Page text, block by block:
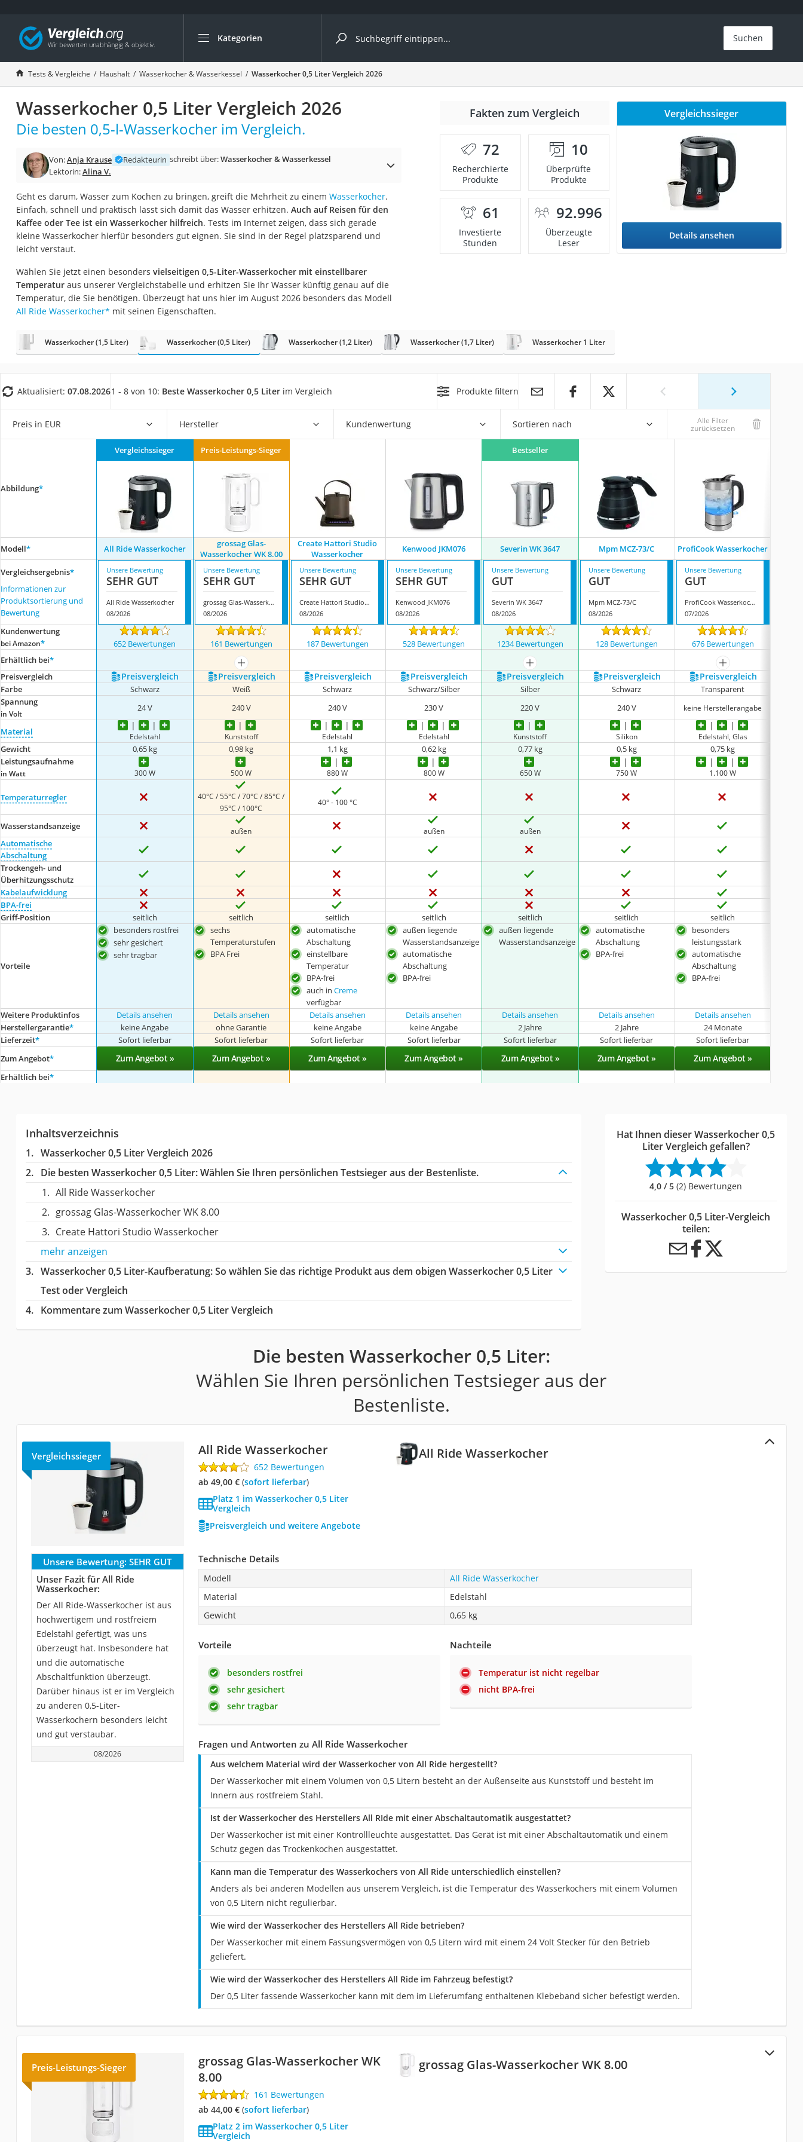
Kategorien
Die beliebtesten Vergleiche nach Kategorie
Haushalt
Wassersprudler
Zentralstaubsauger
Brotbackautomat
Wäschespinne
Spülmaschinentabs
Akku-Staubsauger
Eierkocher
Saug-Wisch-Roboter
Handstaubsauger
Milchaufschäumer
Reiskocher
Tierhaarstaubsauger
Nespresso-Maschine
Messerschärfer
Suchen
Tests & Vergleiche Haushalt Wasserkocher & Wasserkessel Wasserkocher 0,5 Liter Vergleich 2026
Wasserkocher 0,5 Liter Vergleich 2026
Die besten 0,5-l-Wasserkocher im Vergleich.
Von:Anja Krause Redakteurin schreibt über:Wasserkocher & Wasserkessel
Lektorin:Alina V.
Geht es darum, Wasser zum Kochen zu bringen, greift die Mehrheit zu einem Wasserkocher.
Einfach, schnell und praktisch lässt sich damit das Wasser erhitzen. Auch auf Reisen für den
Kaffee oder Tee ist ein Wasserkocher hilfreich. Tests im Internet zeigen, dass sich gerade
kleine Wasserkocher hierfür besonders gut eignen. Sie sind in der Regel platzsparend und
leicht verstaut.
Wählen Sie jetzt einen besonders vielseitigen 0,5-Liter-Wasserkocher mit einstellbarer
Temperaturaus unserer Vergleichstabelle und erhitzen Sie Ihr Wasser künftig genau auf die
Temperatur, die Sie benötigen. Überzeugt hat uns hier im August 2026 besonders das Modell
All Ride Wasserkocher* mit seinen Eigenschaften.
Fakten zum Vergleich
72
Recherchierte
Produkte
10
Überprüfte
Produkte
61
Investierte
Stunden
92.996
Überzeugte
Leser
Vergleichssieger
Details ansehen
Wasserkocher (1,5 Liter) Wasserkocher (0,5 Liter) Wasserkocher (1,2 Liter) Wasserkocher (1,7 Liter) Wasserkocher 1 Liter
Aktualisiert: 07.08.20261 - 8 von 10: Beste Wasserkocher 0,5 Liter im Vergleich Produkte filtern
Preis in EUR Hersteller Kundenwertung Sortieren nach Alle Filter
zurücksetzen
Abbildung*
Vergleichssieger Preis-Leistungs-Sieger Bestseller
Modell* All Ride Wasserkocher
grossag Glas-
Wasserkocher WK 8.00
Create Hattori Studio
Wasserkocher
Kenwood JKM076 Severin WK 3647 Mpm MCZ-73/C ProfiCook Wasserkocher
Vergleichsergebnis*
Informationen zur
Produktsortierung und
Bewertung
Unsere Bewertung
SEHR GUT
All Ride Wasserkocher
08/2026
Unsere Bewertung
SEHR GUT
grossag Glas-Wasserkocher WK 8.00
08/2026
Unsere Bewertung
SEHR GUT
Create Hattori Studio Wasserkocher
08/2026
Unsere Bewertung
SEHR GUT
Kenwood JKM076
08/2026
Unsere Bewertung
GUT
Severin WK 3647
08/2026
Unsere Bewertung
GUT
Mpm MCZ-73/C
08/2026
Unsere Bewertung
GUT
ProfiCook Wasserkocher
07/2026
Kundenwertung
bei Amazon* 652 Bewertungen 161 Bewertungen 187 Bewertungen 528 Bewertungen 1234 Bewertungen 128 Bewertungen 676 Bewertungen
Erhältlich bei*
mehr anzeigen mehr anzeigen
mehr anzeigen
Preis­vergleich
Preis­vergleich Preis­vergleich Preis­vergleich Preis­vergleich Preis­vergleich Preis­vergleich Preis­vergleich
Farbe Schwarz Weiß Schwarz Schwarz/Silber Silber Schwarz
Transparent
Spannung
in Volt
24 V 240 V 240 V 230 V 220 V 240 V keine Herstellerangabe
Material Edelstahl Kunststoff Edelstahl Edelstahl Kunststoff Silikon Edelstahl, Glas
Gewicht 0,65 kg 0,98 kg 1,1 kg 0,62 kg 0,77 kg 0,5 kg
0,75 kg
Leistungsaufnahme
in Watt 300 W 500 W 880 W 800 W 650 W 750 W 1.100 W
Temperaturregler
40°C / 55°C / 70°C / 85°C /
95°C / 100°C
40° - 100 °C
Wasserstandsanzeige außen außen außen
Automatische
Abschaltung
Trockengeh- und
Überhitzungsschutz
Kabelaufwicklung
BPA-frei
Griff-Position
seitlich seitlich seitlich seitlich seitlich seitlich seitlich
Vorteile
besonders rostfrei
sehr gesichert
sehr tragbar
sechs
Temperaturstufen
BPA Frei
automatische
Abschaltung
einstellbare
Temperatur
BPA-frei
auch in Creme
verfügbar
außen liegende
Wasserstandsanzeige
automatische
Abschaltung
BPA-frei
außen liegende
Wasserstandsanzeige
automatische
Abschaltung
BPA-frei
besonders
leistungsstark
automatische
Abschaltung
BPA-frei
Weitere Produktinfos Details ansehen Details ansehen Details ansehen Details ansehen Details ansehen Details ansehen Details ansehen
Herstellergarantie* keine Angabe ohne Garantie keine Angabe keine Angabe 2 Jahre 2 Jahre 24 Monate
Lieferzeit* Sofort lieferbar Sofort lieferbar Sofort lieferbar Sofort lieferbar Sofort lieferbar Sofort lieferbar Sofort lieferbar
Zum Angebot* Zum Angebot » Zum Angebot » Zum Angebot » Zum Angebot » Zum Angebot » Zum Angebot » Zum Angebot »
Erhältlich bei*
Inhaltsverzeichnis
Wasserkocher 0,5 Liter Vergleich 2026
Die besten Wasserkocher 0,5 Liter:Wählen Sie Ihren persönlichen Testsieger aus der Bestenliste.
All Ride Wasserkocher
grossag Glas-Wasserkocher WK 8.00
Create Hattori Studio Wasserkocher
mehr anzeigen
Wasserkocher 0,5 Liter-Kaufberatung: So wählen Sie das richtige Produkt aus dem obigen Wasserkocher 0,5 Liter
Test oder Vergleich
Kommentare zum Wasserkocher 0,5 Liter Vergleich
Hat Ihnen dieser Wasserkocher 0,5
Liter Vergleich gefallen?
4,0 / 5 (2) Bewertungen
Wasserkocher 0,5 Liter-Vergleich
teilen:
Die besten Wasserkocher 0,5 Liter:
Wählen Sie Ihren persönlichen Testsieger aus der
Bestenliste.
All Ride Wasserkocher
Vergleichssieger All Ride Wasserkocher
652 Bewertungen
ab 49,00 €( Sofort lieferbar)
Platz 1 im Wasserkocher 0,5 Liter
Vergleich
Preisvergleich und weitere Angebote
Unsere Bewertung: SEHR GUT
Unser Fazit für All Ride
Wasserkocher:
Der All Ride-Wasserkocher ist aus
hochwertigem und rostfreiem
Edelstahl gefertigt, was uns
überzeugt hat. Insbesondere hat
und die automatische
Abschaltfunktion überzeugt.
Darüber hinaus ist er im Vergleich
zu anderen 0,5-Liter-
Wasserkochern besonders leicht
und gut verstaubar.
08/2026
Technische Details
Modell
All Ride Wasserkocher
Material
Edelstahl
Gewicht
0,65 kg
Vorteile
besonders rostfrei
sehr gesichert
sehr tragbar
Nachteile
Temperatur ist nicht regelbar
nicht BPA-frei
Fragen und Antworten zu All Ride Wasserkocher
Aus welchem Material wird der Wasserkocher von All Ride hergestellt?
Der Wasserkocher mit einem Volumen von 0,5 Litern besteht an der Außenseite aus Kunststoff und besteht im
Innern aus rostfreiem Stahl.
Ist der Wasserkocher des Herstellers All RIde mit einer Abschaltautomatik ausgestattet?
Der Wasserkocher ist mit einer Kontrollleuchte ausgestattet. Das Gerät ist mit einer Abschaltautomatik und einem
Schutz gegen das Trockenkochen ausgestattet.
Kann man die Temperatur des Wasserkochers von All Ride unterschiedlich einstellen?
Anders als bei anderen Modellen aus unserem Vergleich, ist die Temperatur des Wasserkochers mit einem Volumen
von 0,5 Litern nicht regulierbar.
Wie wird der Wasserkocher des Herstellers All Ride betrieben?
Der Wasserkocher mit einem Fassungsvermögen von 0,5 Litern wird mit einem 24 Volt Stecker für den Betrieb
geliefert.
Wie wird der Wasserkocher des Herstellers All Ride im Fahrzeug befestigt?
Der 0,5 Liter fassende Wasserkocher kann mit dem im Lieferumfang enthaltenen Klebeband sicher befestigt werden.
grossag Glas-Wasserkocher WK 8.00
Preis-Leistungs-Sieger
grossag Glas-Wasserkocher WK
8.00
161 Bewertungen
ab 44,00 €( Sofort lieferbar)
Platz 2 im Wasserkocher 0,5 Liter
Vergleich